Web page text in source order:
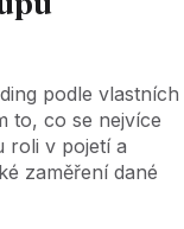
podle vlastních
to, co se nejvíce
roli v pojetí a
zaměření dané